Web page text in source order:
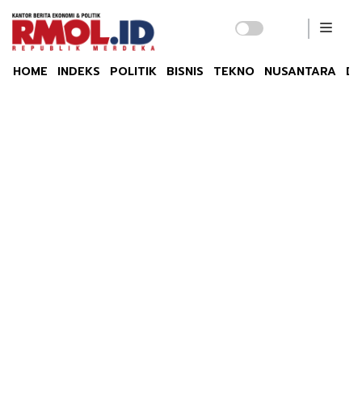
HOME INDEKS POLITIK BISNIS TEKNO NUSANTARA